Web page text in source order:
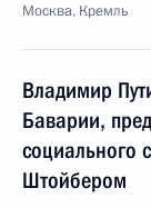
Москва, Кремль
Владимир
Баварии,
социального
Штойбером